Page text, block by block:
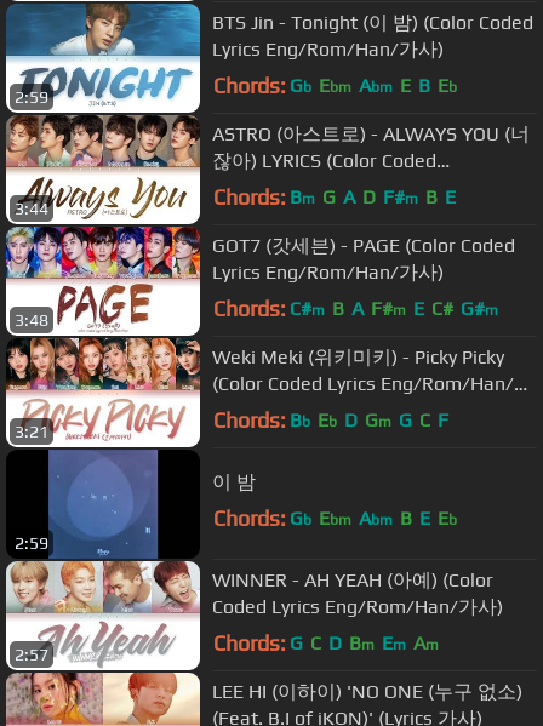
2:59
BTS Jin - Tonight (이 밤) (Color Coded
Lyrics Eng/Rom/Han/가사)
Chords: Gb Ebm Abm E B Eb
3:44
ASTRO (아스트로) - ALWAYS YOU (너
잖아) LYRICS (Color Coded
Eng/Rom/Han/가사)
Chords: Bm G A D F#m B E
3:48
GOT7 (갓세븐) - PAGE (Color Coded
Lyrics Eng/Rom/Han/가사)
Chords: C#m B A F#m E C# G#m
3:21
Weki Meki (위키미키) - Picky Picky
(Color Coded Lyrics Eng/Rom/Han/가
사)
Chords: Bb Eb D Gm G C F
2:59
이 밤
Chords: Gb Ebm Abm B E Eb
2:57
WINNER - AH YEAH (아예) (Color
Coded Lyrics Eng/Rom/Han/가사)
Chords: G C D Bm Em Am
LEE HI (이하이) 'NO ONE (누구 없소)
(Feat. B.I of iKON)' (Lyrics 가사)